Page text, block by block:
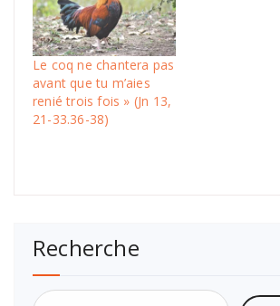
Le coq ne chantera pas
avant que tu m’aies
renié trois fois » (Jn 13,
21-33.36-38)
Recherche